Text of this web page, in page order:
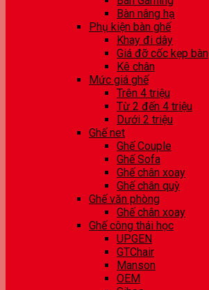
Bàn nâng hạ
Phụ kiện bàn ghế
Khay đi dây
Giá đỡ cốc kẹp bàn
Kê chân
Mức giá ghế
Trên 4 triệu
Từ 2 đến 4 triệu
Dưới 2 triệu
Ghế net
Ghế Couple
Ghế Sofa
Ghế chân xoay
Ghế chân quỳ
Ghế văn phòng
Ghế chân xoay
Ghế công thái học
UPGEN
GTChair
Manson
OEM